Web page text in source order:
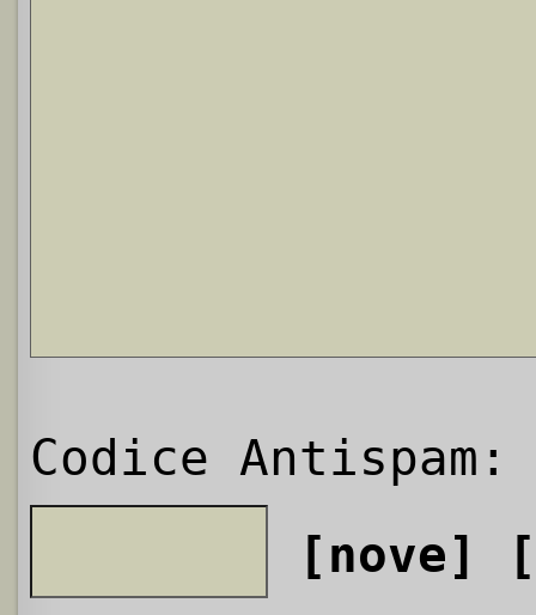
Codice Antispam:
[nove]